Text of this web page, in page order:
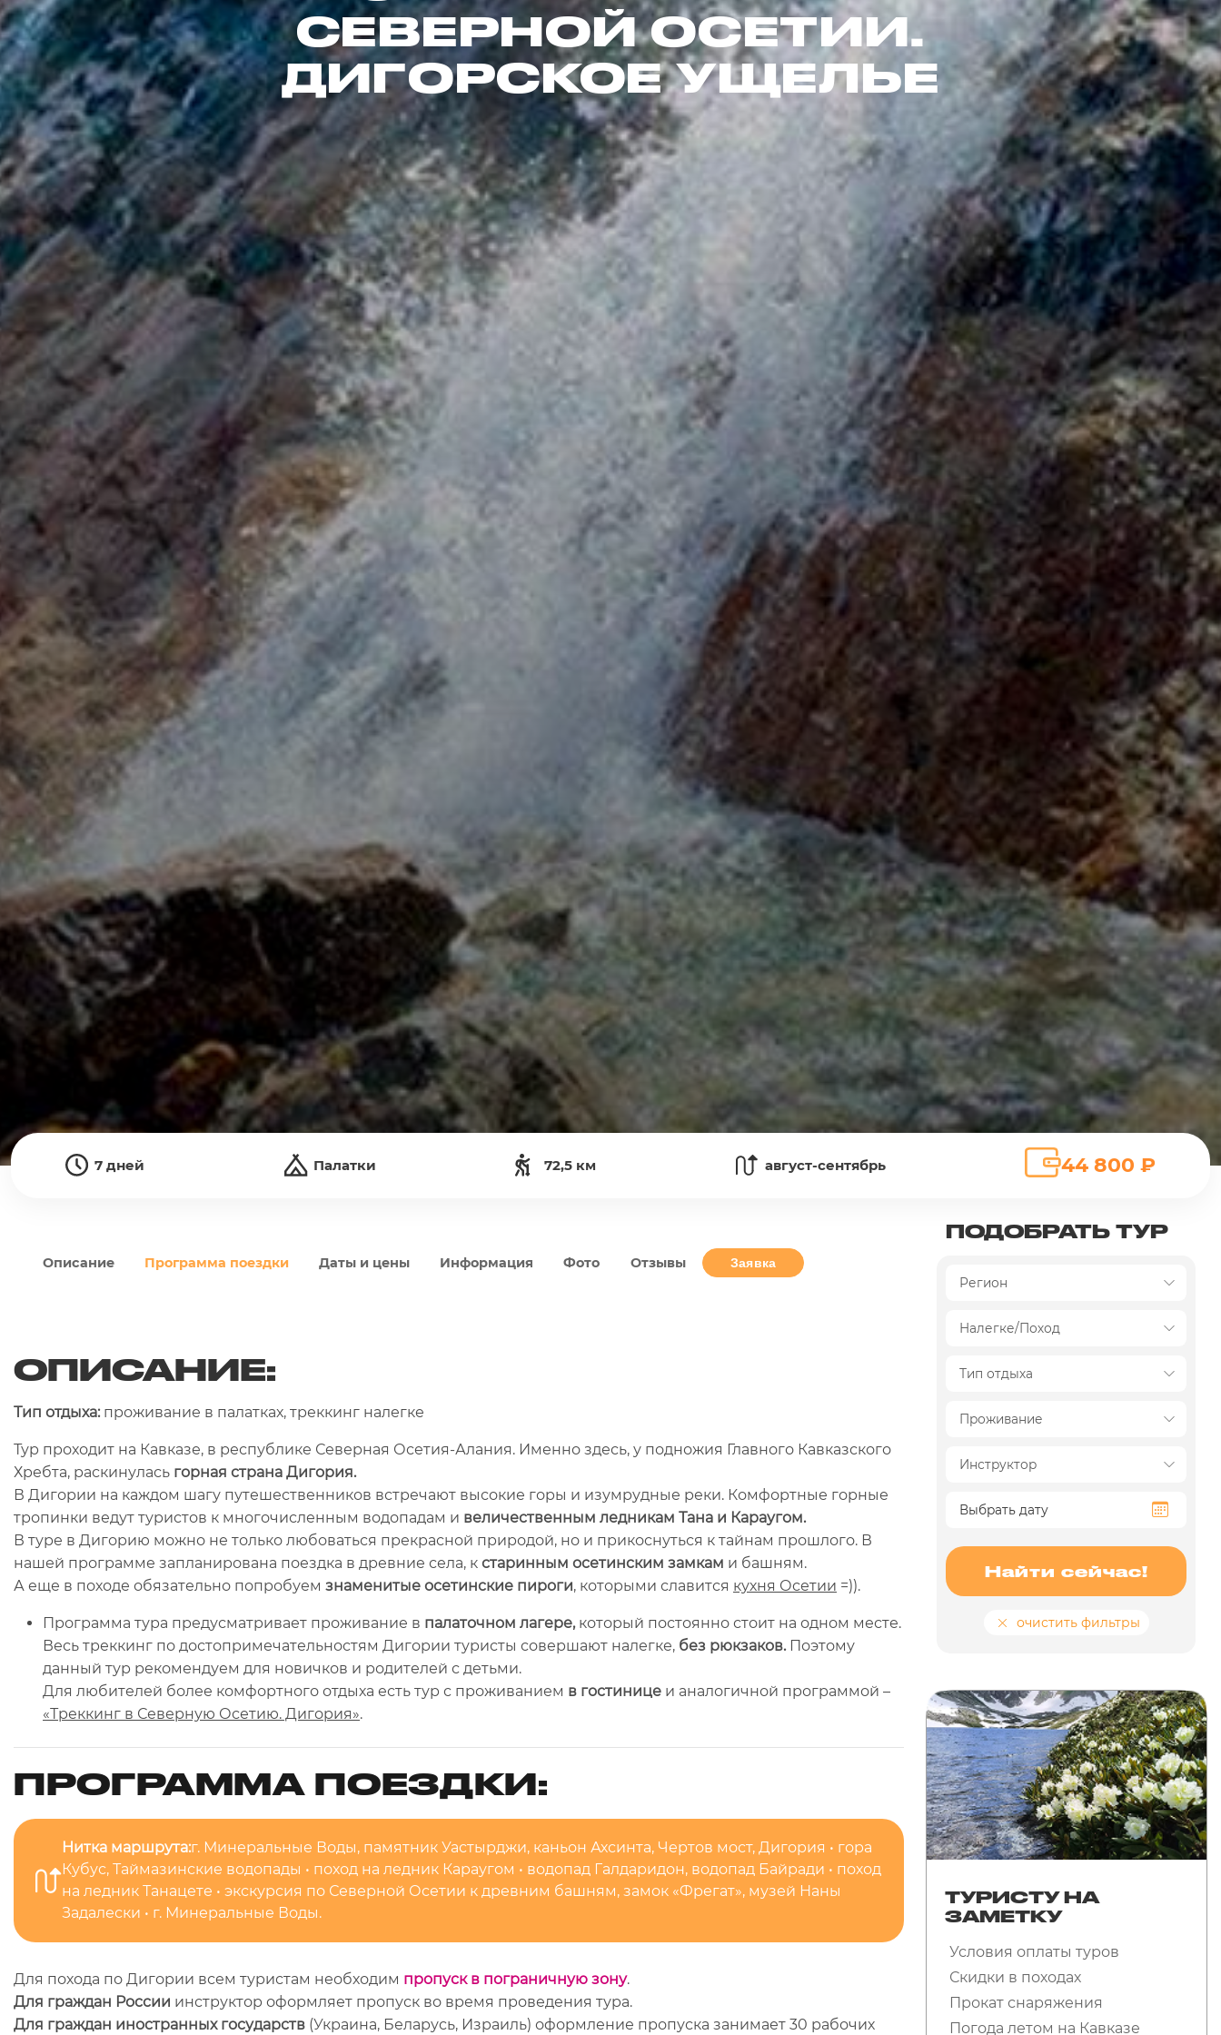
СЕВЕРНОЙ ОСЕТИИ.
ДИГОРСКОЕ УЩЕЛЬЕ
7 дней Палатки 72,5 км август-сентябрь 44 800 ₽
Описание Программа поездки Даты и цены Информация Фото Отзывы Заявка
ОПИСАНИЕ:
Тип отдыха:проживание в палатках, треккинг налегке
Тур проходит на Кавказе, в республике Северная Осетия-Алания. Именно здесь, у подножия Главного Кавказского
Хребта, раскинулась горная страна Дигория.
В Дигории на каждом шагу путешественников встречают высокие горы и изумрудные реки. Комфортные горные
тропинки ведут туристов к многочисленным водопадам и величественным ледникам Тана и Караугом.
В туре в Дигорию можно не только любоваться прекрасной природой, но и прикоснуться к тайнам прошлого. В
нашей программе запланирована поездка в древние села, к старинным осетинским замкам и башням.
А еще в походе обязательно попробуем знаменитые осетинские пироги, которыми славится кухня Осетии =)).
Программа тура предусматривает проживание в палаточном лагере,который постоянно стоит на одном месте.
Весь треккинг по достопримечательностям Дигории туристы совершают налегке, без рюкзаков.Поэтому
данный тур рекомендуем для новичков и родителей с детьми.
Для любителей более комфортного отдыха есть тур с проживанием в гостинице и аналогичной программой –
«Треккинг в Северную Осетию. Дигория».
ПРОГРАММА ПОЕЗДКИ:
Нитка маршрута:г. Минеральные Воды, памятник Уастырджи, каньон Ахсинта, Чертов мост, Дигория • гора
Кубус, Таймазинские водопады • поход на ледник Караугом • водопад Галдаридон, водопад Байради • поход
на ледник Танацете • экскурсия по Северной Осетии к древним башням, замок «Фрегат», музей Наны
Задалески • г. Минеральные Воды.
Для похода по Дигории всем туристам необходим пропуск в пограничную зону.
Для граждан России инструктор оформляет пропуск во время проведения тура.
Для граждан иностранных государств (Украина, Беларусь, Израиль) оформление пропуска занимает 30 рабочих
ПОДОБРАТЬ ТУР
Найти сейчас!
очистить фильтры
ТУРИСТУ НА
ЗАМЕТКУ
Условия оплаты туров
Скидки в походах
Прокат снаряжения
Погода летом на Кавказе